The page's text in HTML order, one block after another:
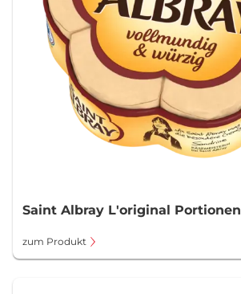
Saint Albray L'original Portionen
zum Produkt